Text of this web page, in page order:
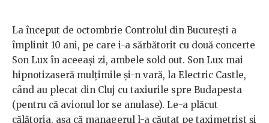
La început de octombrie Controlul din București a
împlinit 10 ani, pe care i-a sărbătorit cu două concerte
Son Lux în aceeași zi, ambele sold out. Son Lux mai
hipnotizaseră mulțimile și-n vară, la Electric Castle,
când au plecat din Cluj cu taxiurile spre Budapesta
(pentru că avionul lor se anulase). Le-a plăcut
călătoria, așa că managerul l-a căutat pe taximetrist și